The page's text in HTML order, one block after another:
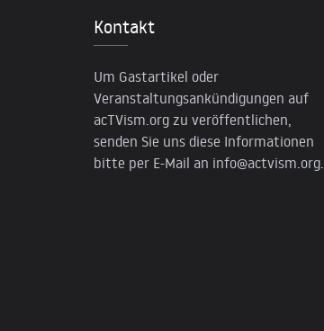
Kontakt
Um Gastartikel oder
Veranstaltungsankündigungen auf
acTVism.org zu veröffentlichen,
senden Sie uns diese Informationen
bitte per E-Mail an info@actvism.org.